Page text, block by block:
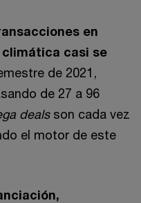
en
casi se
de 2021,
de 27 a 96
dealsson cada vez
el motor de este